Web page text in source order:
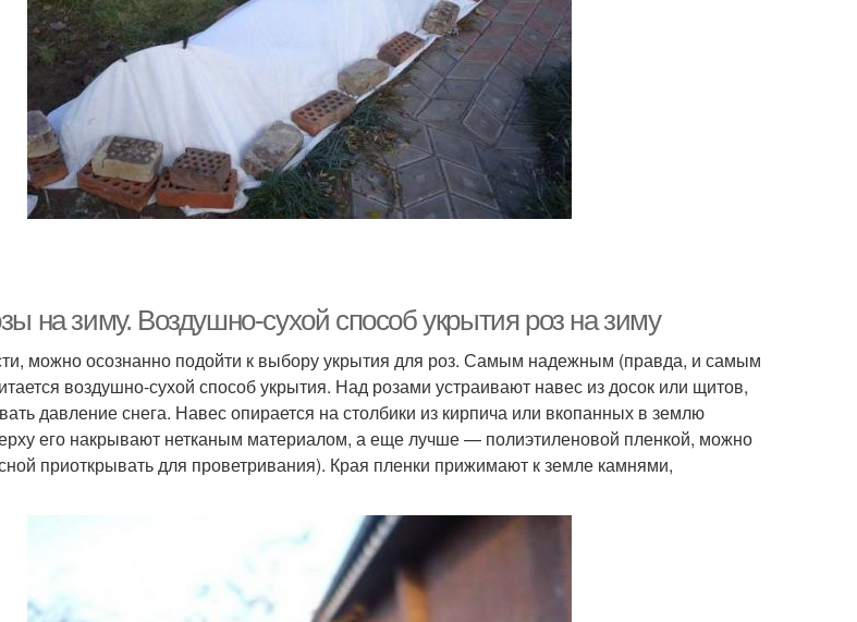
на зиму. Воздушно-сухой способ укрытия роз на зиму
можно осознанно подойти к выбору укрытия для роз. Самым надежным (правда, и самым
воздушно-сухой способ укрытия. Над розами устраивают навес из досок или щитов,
давление снега. Навес опирается на столбики из кирпича или вкопанных в землю
его накрывают нетканым материалом, а еще лучше — полиэтиленовой пленкой, можно
приоткрывать для проветривания). Края пленки прижимают к земле камнями,